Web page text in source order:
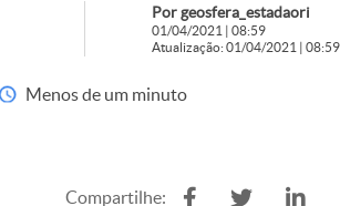
Por geosfera_estadaori
01/04/2021 | 08:59
Atualização: 01/04/2021 | 08:59
Menos de um minuto
Compartilhe: